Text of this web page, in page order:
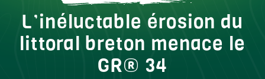
L’inéluctable érosion du
littoral breton menace le
GR® 34